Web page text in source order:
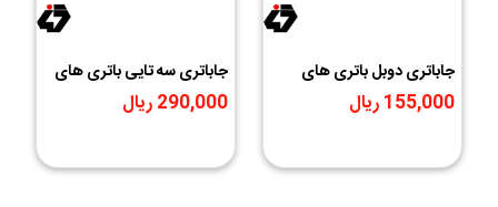
جاباتری دوبل باتری های
18650
155,000 ریال
جاباتری سه تایی باتری های
18650
290,000 ریال